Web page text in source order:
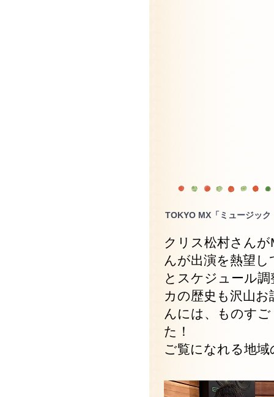
TOKYO MX「ミュージッ
クリス松村さん
んが出演を熱望
とスケジュール
カの歴史も沢山
んには、ものす
た！
ご覧になれる地